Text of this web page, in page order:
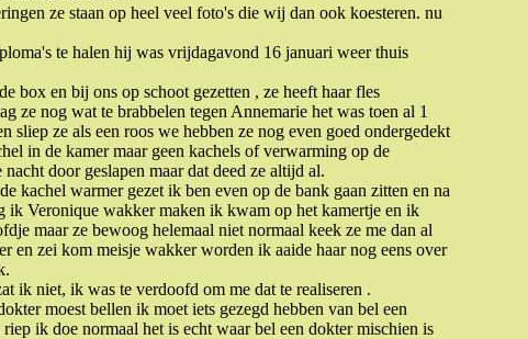
ze staan op heel veel foto's die wij dan ook koesteren. nu
te halen hij was vrijdagavond 16 januari weer thuis
box en bij ons op schoot gezetten , ze heeft haar fles
ze nog wat te brabbelen tegen Annemarie het was toen al 1
sliep ze als een roos we hebben ze nog even goed ondergedekt
in de kamer maar geen kachels of verwarming op de
door geslapen maar dat deed ze altijd al.
kachel warmer gezet ik ben even op de bank gaan zitten en na
ik Veronique wakker maken ik kwam op het kamertje en ik
maar ze bewoog helemaal niet normaal keek ze me dan al
en zei kom meisje wakker worden ik aaide haar nog eens over
ik niet, ik was te verdoofd om me dat te realiseren .
moest bellen ik moet iets gezegd hebben van bel een
ik doe normaal het is echt waar bel een dokter mischien is